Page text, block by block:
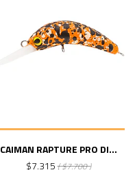
CAIMAN RAPTURE PRO DI...
$7.315( $7.700 )